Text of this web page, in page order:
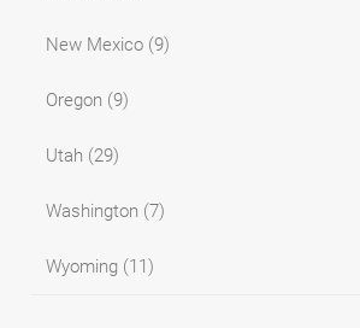
New Mexico (9)
Oregon (9)
Utah (29)
Washington (7)
Wyoming (11)